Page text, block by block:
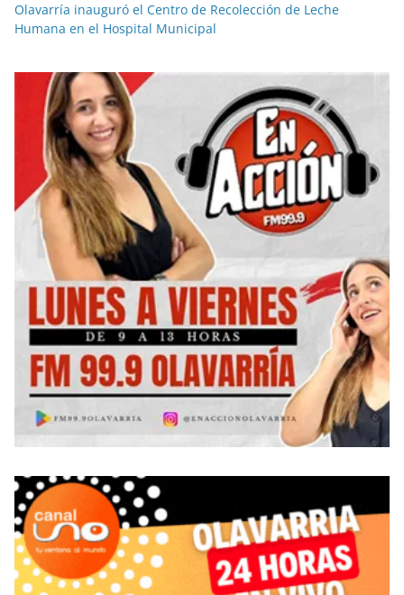
Olavarría inauguró el Centro de Recolección de Leche
Humana en el Hospital Municipal